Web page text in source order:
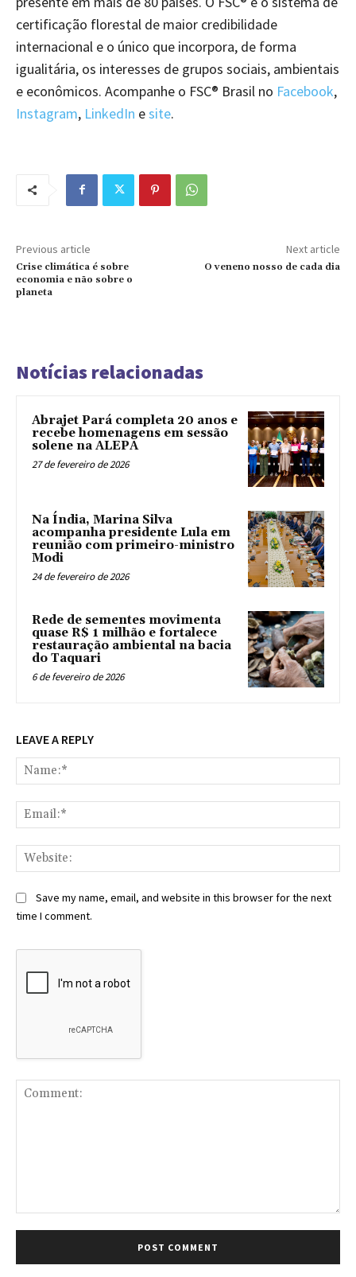
certificação florestal de maior credibilidade
internacional e o único que incorpora, de forma
igualitária, os interesses de grupos sociais, ambientais
e econômicos. Acompanhe o FSC® Brasil no Facebook,
Instagram, LinkedIn esite.
Previous article
Crise climática é sobre
economia e não sobre o
planeta
Next article
O veneno nosso de cada dia
Notícias relacionadas
Abrajet Pará completa 20 anos e
recebe homenagens em sessão
solene na ALEPA
27 de fevereiro de 2026
Na Índia, Marina Silva
acompanha presidente Lula em
reunião com primeiro-ministro
Modi
24 de fevereiro de 2026
Rede de sementes movimenta
quase R$ 1 milhão e fortalece
restauração ambiental na bacia
do Taquari
6 de fevereiro de 2026
LEAVE A REPLY
Save my name, email, and website in this browser for the next
time I comment.